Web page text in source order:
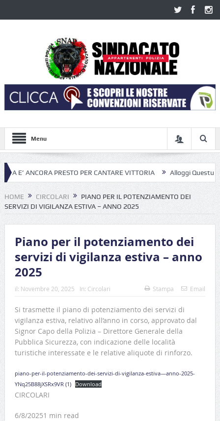
Menu
PRESTO PER CANTARE VITTORIA Alloggi Questura di Roma;
HOME CIRCOLARI
PIANO PER IL POTENZIAMENTO DEI
SERVIZI DI VIGILANZA ESTIVA – ANNO 2025
Piano per il potenziamento dei
servizi di vigilanza estiva – anno
2025
il: Novembre 20, 2025 In: Circolari Stampa Email
Si trasmette il piano di potenziamento dei servizi di
vigilanza estiva, relativo all’anno in corso, approvato dal
Signor Capo della Polizia – Direttore Generale della
Pubblica Sicurezza, con indicazione delle località
turistiche interessate e le relative aliquote di rinforzo.
piano-per-il-potenziamento-dei-servizi-di-vigilanza-estiva—anno-2025-
YNq25B88jXSRx9VR (1)
Download
CIRCOLARI
6/8/20251 min read